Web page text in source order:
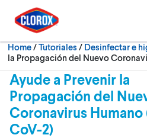
Skip to main navigation
Skip to content
Skip to footer
Home/Tutoriales Desinfectar e
la Propagación del Nuevo
Ayude a Prevenir la
Propagación del
Coronavirus Humano
CoV-2)